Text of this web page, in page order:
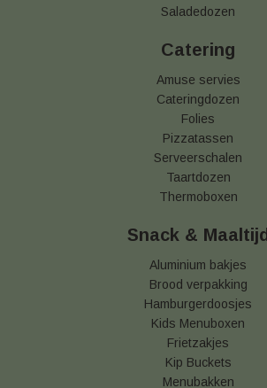
Saladedozen
Catering
Amuse servies
Cateringdozen
Folies
Pizzatassen
Serveerschalen
Taartdozen
Thermoboxen
Snack & Maaltijd
Aluminium bakjes
Brood verpakking
Hamburgerdoosjes
Kids Menuboxen
Frietzakjes
Kip Buckets
Menubakken